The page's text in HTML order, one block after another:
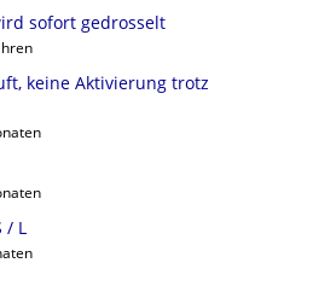
sofort gedrosselt
keine Aktivierung trotz
L